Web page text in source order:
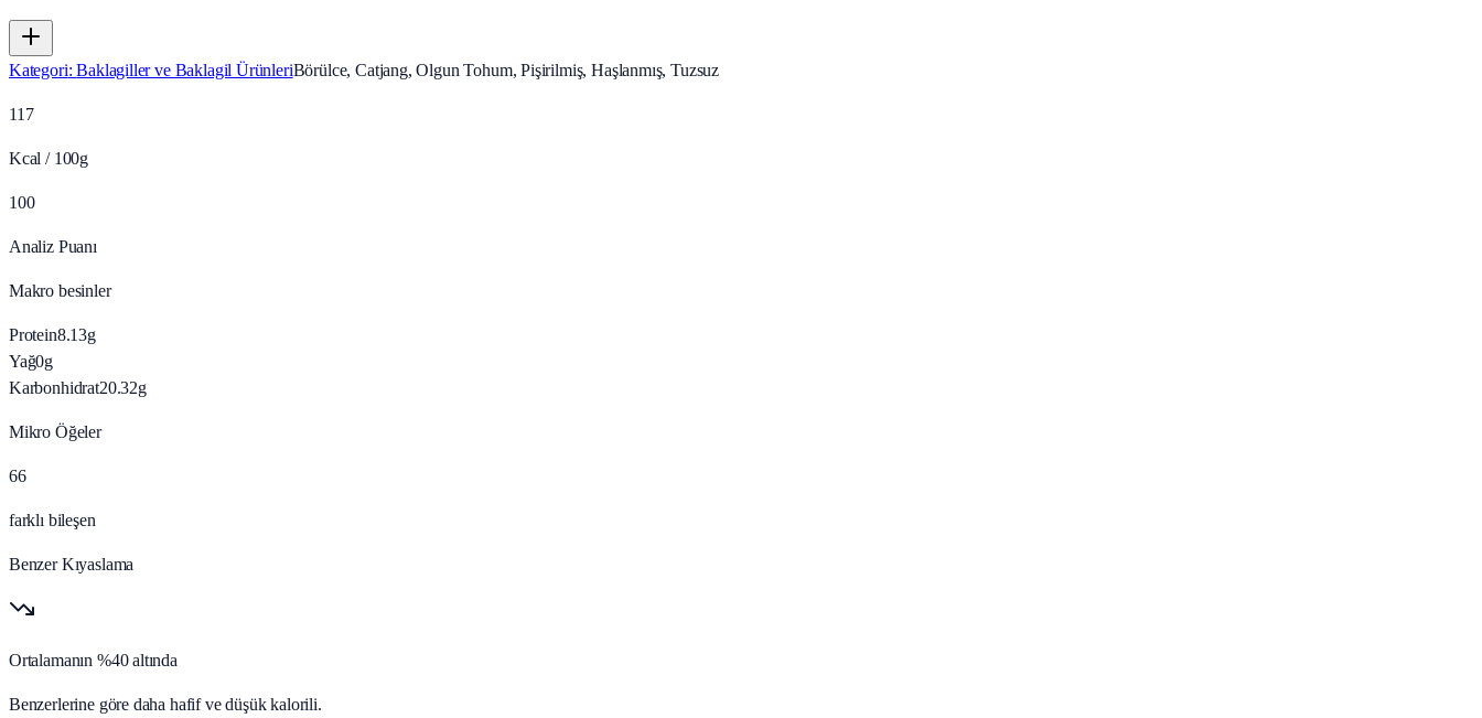
Kategori:Baklagiller ve Baklagil ÜrünleriBörülce, Catjang, Olgun Tohum, Pişirilmiş, Haşlanmış, Tuzsuz
117
Kcal / 100g
100
Analiz Puanı
Makro besinler
Protein8.13g
Yağ0g
Karbonhidrat20.32g
Mikro Öğeler
66
farklı bileşen
Benzer Kıyaslama
Ortalamanın %40 altında
Benzerlerine göre daha hafif ve düşük kalorili.